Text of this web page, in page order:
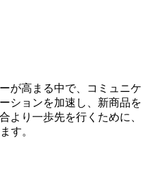
が高まる中で、コミュニケ
ションを加速し、新商品を
より一歩先を行くために、
す。